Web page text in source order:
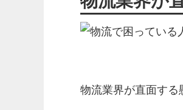
物流業界が直面する